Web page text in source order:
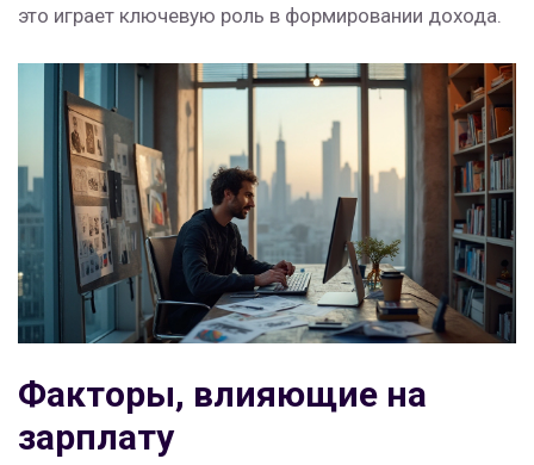
это играет ключевую роль в формировании дохода.
Факторы, влияющие на
зарплату